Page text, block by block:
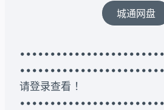
城通网盘
请登录查看 ！